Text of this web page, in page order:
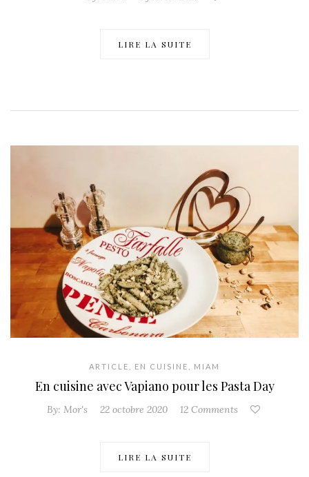
LIRE LA SUITE
ARTICLE EN CUISINE MIAM
En cuisine avec Vapiano pour les Pasta Day
By: Mor's 22 octobre 2020 12 Comments
LIRE LA SUITE